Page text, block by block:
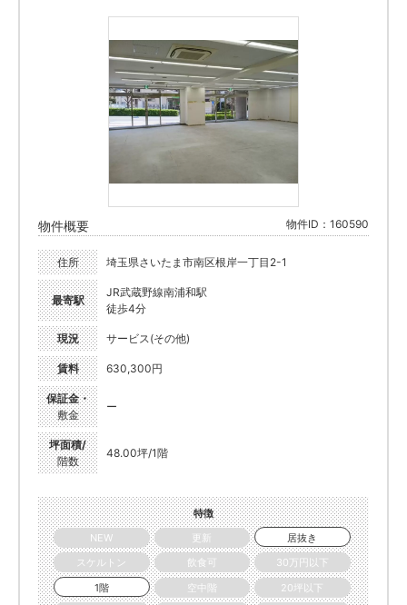
物件概要 物件ID：160590
住所 埼玉県さいたま市南区根岸一丁目2-1
最寄駅
JR武蔵野線南浦和駅
徒歩4分
現況 サービス(その他)
賃料 630,300円
保証金・
敷金
ー
坪面積/
階数
48.00坪/1階
特徴
NEW
更新
居抜き
スケルトン
飲食可
30万円以下
1階
空中階
20坪以下